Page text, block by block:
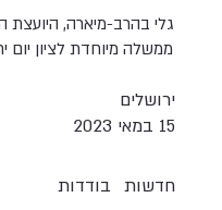
גלי בהרב-מיארה,
ממשלה מיוחדת לציון יום
ירושלים
15 במאי 2023
בודדות חדשות